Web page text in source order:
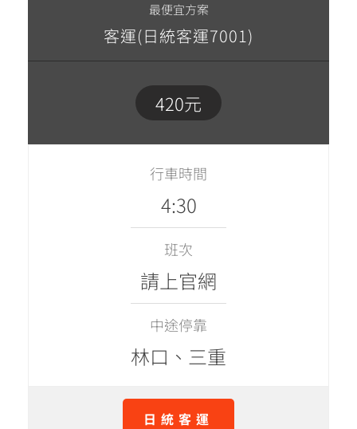
最便宜方案
客運(日統客運7001)
420元
行車時間
4:30
班次
請上官網
中途停靠
林口、三重
日統客運